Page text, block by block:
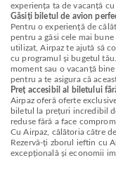
experiența ta de vacanță cu
Găsiți biletul de avion
Pentru o experiență de
pentru a găsi cele mai
utilizat, Airpaz te ajută să
cu programul și bugetul
moment sau o vacanță
pentru a te asigura că
Preț accesibil al biletului
Airpaz oferă oferte
biletul la prețuri incredibil
reduse fără a face
Cu Airpaz, călătoria către
Rezervă-ți zborul ieftin cu
excepțională și economii